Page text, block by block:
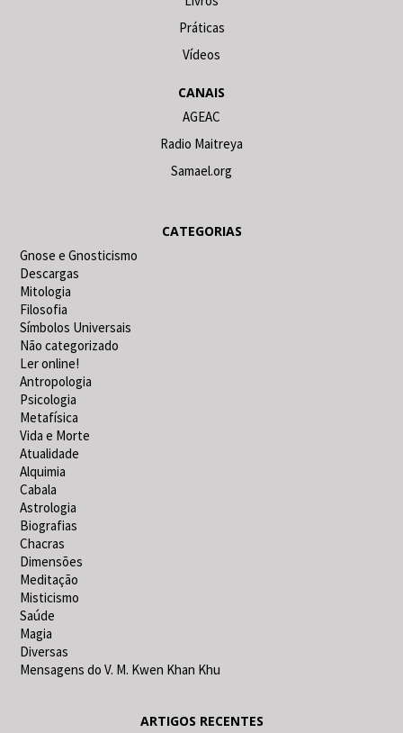
Práticas
Vídeos
CANAIS
AGEAC
Radio Maitreya
Samael.org
CATEGORIAS
Gnose e Gnosticismo
Descargas
Mitologia
Filosofia
Símbolos Universais
Não categorizado
Ler online!
Antropologia
Psicologia
Metafísica
Vida e Morte
Atualidade
Alquimia
Cabala
Astrologia
Biografias
Chacras
Dimensões
Meditação
Misticismo
Saúde
Magia
Diversas
Mensagens do V. M. Kwen Khan Khu
ARTIGOS RECENTES